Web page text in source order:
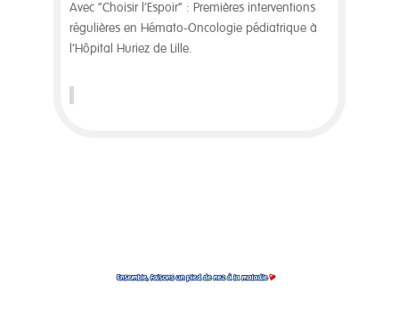
Avec “Choisir l’Espoir” : Premières interventions
régulières en Hémato-Oncologie pédiatrique à
l’Hôpital Huriez de Lille.